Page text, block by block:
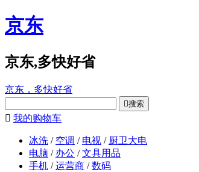
京东
京东,多快好省
京东，多快好省
搜索
 我的购物车
冰洗 / 空调 / 电视 / 厨卫大电
电脑 / 办公 / 文具用品
手机 / 运营商 / 数码